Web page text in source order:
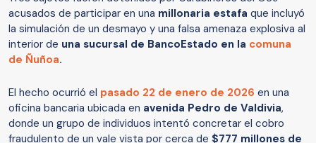
acusados de participar en una millonaria estafa que incluyó
la simulación de un desmayo y una falsa amenaza explosiva al
interior de una sucursal de BancoEstado en la comuna
de Ñuñoa.
El hecho ocurrió el pasado 22 de enero de 2026 en una
oficina bancaria ubicada en avenida Pedro de Valdivia,
donde un grupo de individuos intentó concretar el cobro
fraudulento de un vale vista por cerca de $777 millones de